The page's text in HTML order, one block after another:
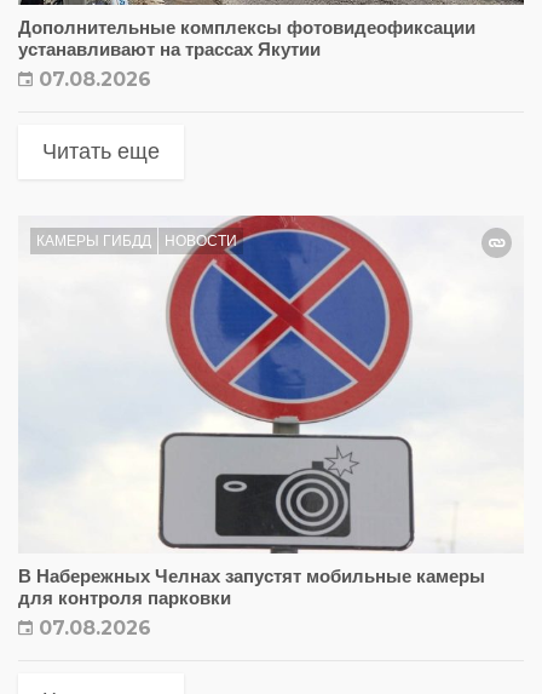
Дополнительные комплексы фотовидеофиксации
устанавливают на трассах Якутии
07.08.2026
Читать еще
КАМЕРЫ ГИБДД НОВОСТИ
В Набережных Челнах запустят мобильные камеры
для контроля парковки
07.08.2026